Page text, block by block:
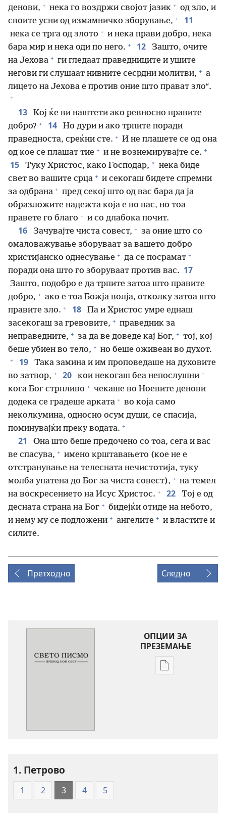
денови, + нека го воздржи својот јазик + од зло, и
своите усни од измамничко зборување, + 11
нека се трга од злото + и нека прави добро, нека
бара мир и нека оди по него. + 12
Зашто, очите
на Јехова + ги гледаат праведниците и ушите
негови ги слушаат нивните сесрдни молитви, + а
лицето на Јехова е против оние што прават зло“.
+
13
Кој ќе ви наштети ако ревносно правите
добро? + 14
Но дури и ако трпите поради
праведноста, среќни сте. + И не плашете се од она
од кое се плашат тие + и не вознемирувајте се. +
15 Туку Христос, како Господар, * нека биде
свет во вашите срца + и секогаш бидете спремни
за одбрана + пред секој што од вас бара да ја
образложите надежта која е во вас, но тоа
правете го благо + и со длабока почит.
16 Зачувајте чиста совест, + за оние што со
омаловажување зборуваат за вашето добро
христијанско однесување + да се посрамат +
поради она што го зборуваат против вас. 17
Зашто, подобро е да трпите затоа што правите
добро, + ако е тоа Божја волја, отколку затоа што
правите зло. + 18
Па и Христос умре еднаш
засекогаш за гревовите, + праведник за
неправедните, + за да ве доведе кај Бог, + тој, кој
беше убиен во тело, + но беше оживеан во духот.
+ 19
Така замина и им проповедаше на духовите
во затвор, + 20 кои некогаш беа непослушни +
кога Бог стрпливо + чекаше во Ноевите денови
додека се градеше арката + во која само
неколкумина, односно осум души, се спасија,
поминувајќи преку водата. +
21
Она што беше предочено со тоа, сега и вас
ве спасува, + имено крштавањето (кое не е
отстранување на телесната нечистотија, туку
молба упатена до Бог за чиста совест), + на темел
на воскресението на Исус Христос. + 22
Тој е од
десната страна на Бог + бидејќи отиде на небото,
и нему му се подложени + ангелите + и властите и
силите.
Претходно Следно
ОПЦИИ ЗА
ПРЕЗЕМАЊЕ
Опции
1. Петрово
1 2 3 4 5